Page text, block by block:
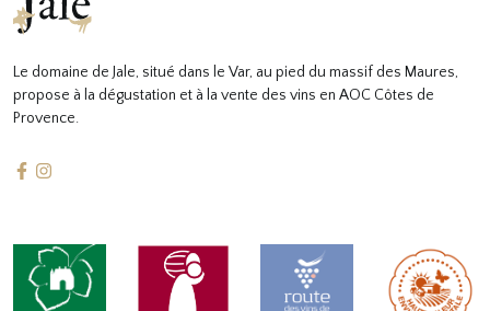
Le domaine de Jale, situé dans le Var, au pied du massif des Maures,
propose à la dégustation et à la vente des vins en AOC Côtes de
Provence.